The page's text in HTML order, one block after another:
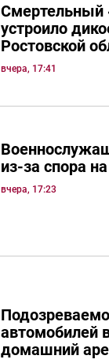
Смертельный
устроило
Ростовской
вчера, 17:41
из-за спора
вчера, 17:23
автомобилей
домашний